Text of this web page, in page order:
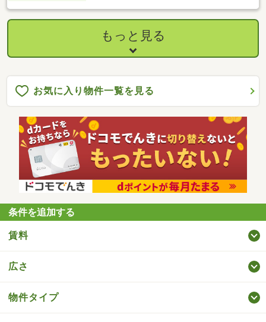
もっと見る
お気に入り物件一覧を見る
条件を追加する
賃料
広さ
物件タイプ